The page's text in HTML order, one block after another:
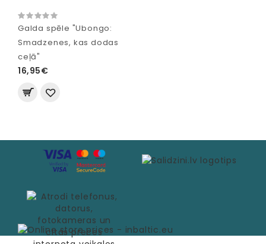
Galda spēle "Ubongo:
Smadzenes, kas dodas
ceļā"
16,95€